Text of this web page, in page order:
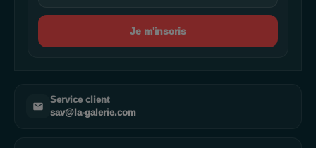
Je m'inscris
Service client
sav@la-galerie.com